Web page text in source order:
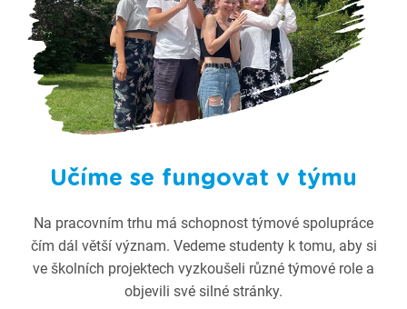
Učíme se fungovat v týmu
Na pracovním trhu má schopnost týmové spolupráce
čím dál větší význam. Vedeme studenty k tomu, aby si
ve školních projektech vyzkoušeli různé týmové role a
objevili své silné stránky.